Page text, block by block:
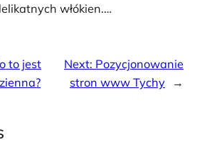
włókien.…
to jest
Next: Pozycjonowanie
stron www Tychy
→